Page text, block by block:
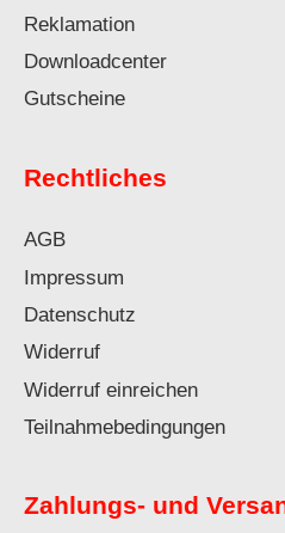
Reklamation
Downloadcenter
Gutscheine
Rechtliches
AGB
Impressum
Datenschutz
Widerruf
Widerruf einreichen
Teilnahmebedingungen
Zahlungs- und